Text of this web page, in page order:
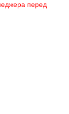
перед